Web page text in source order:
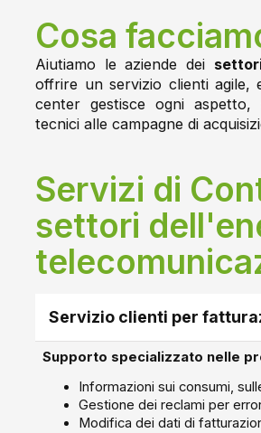
Cosa
Aiutiamo le aziende dei
offrire un servizio clienti agile,
center gestisce ogni
tecnici alle campagne di
Servizi di
settori
Servizio clienti per
Supporto specializzato nelle
Informazioni sui consumi,
Gestione dei reclami per
Modifica dei dati di